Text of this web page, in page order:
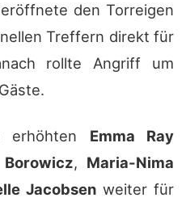
den Torreigen
Treffern direkt für
rollte Angriff um
erhöhten Emma Ray
, Maria-Nima
Jacobsen weiter für